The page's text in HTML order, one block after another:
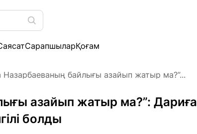
СарапшыларҚоғам
Назарбаеваның байлығы азайып жатыр ма?”...
азайып жатыр ма?”: Дариға
болды